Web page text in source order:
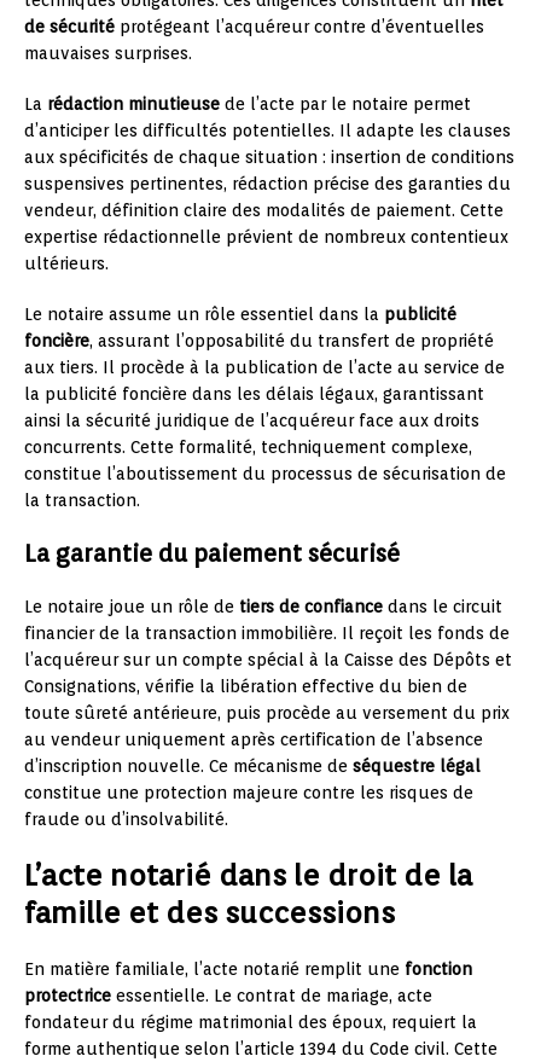
de sécurité protégeant l’acquéreur contre d’éventuelles
mauvaises surprises.
La rédaction minutieuse de l’acte par le notaire permet
d’anticiper les difficultés potentielles. Il adapte les clauses
aux spécificités de chaque situation : insertion de conditions
suspensives pertinentes, rédaction précise des garanties du
vendeur, définition claire des modalités de paiement. Cette
expertise rédactionnelle prévient de nombreux contentieux
ultérieurs.
Le notaire assume un rôle essentiel dans la publicité
foncière, assurant l’opposabilité du transfert de propriété
aux tiers. Il procède à la publication de l’acte au service de
la publicité foncière dans les délais légaux, garantissant
ainsi la sécurité juridique de l’acquéreur face aux droits
concurrents. Cette formalité, techniquement complexe,
constitue l’aboutissement du processus de sécurisation de
la transaction.
La garantie du paiement sécurisé
Le notaire joue un rôle de tiers de confiance dans le circuit
financier de la transaction immobilière. Il reçoit les fonds de
l’acquéreur sur un compte spécial à la Caisse des Dépôts et
Consignations, vérifie la libération effective du bien de
toute sûreté antérieure, puis procède au versement du prix
au vendeur uniquement après certification de l’absence
d’inscription nouvelle. Ce mécanisme de séquestre légal
constitue une protection majeure contre les risques de
fraude ou d’insolvabilité.
L’acte notarié dans le droit de la
famille et des successions
En matière familiale, l’acte notarié remplit une fonction
protectrice essentielle. Le contrat de mariage, acte
fondateur du régime matrimonial des époux, requiert la
forme authentique selon l’article 1394 du Code civil. Cette